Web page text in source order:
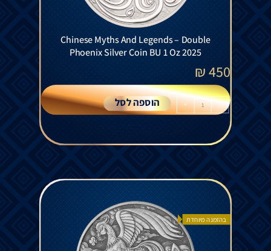
Chinese Myths And Legends – Double
Phoenix Silver Coin BU 1 Oz 2025
450
₪
-
+ הוספה לסל
בהזמנה מיוחדת